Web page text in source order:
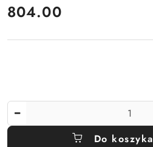
cena:
804.00
Do koszyka